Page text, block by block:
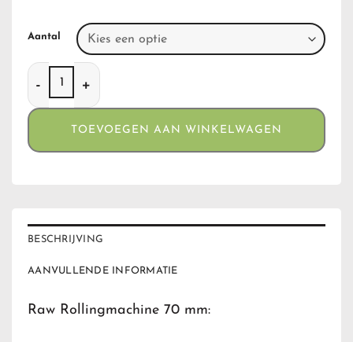
Aantal
Raw Rollingmachine 70 mm aantal
TOEVOEGEN AAN WINKELWAGEN
BESCHRIJVING
AANVULLENDE INFORMATIE
Raw Rollingmachine 70 mm: